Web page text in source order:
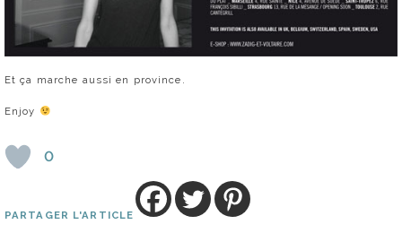
Et ça marche aussi en province.
Enjoy
0
PARTAGER L'ARTICLE